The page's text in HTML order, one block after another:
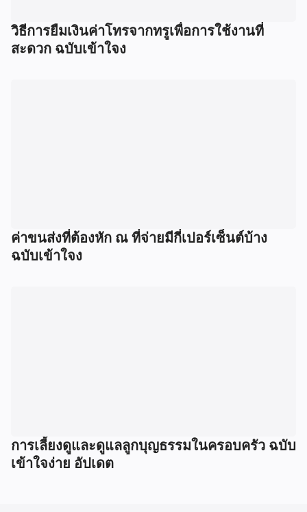
วิธีการยืมเงินค่าโทรจากทรูเพื่อการใช้งานที่
สะดวก ฉบับเข้าใจง
ค่าขนส่งที่ต้องหัก ณ ที่จ่ายมีกี่เปอร์เซ็นต์บ้าง
ฉบับเข้าใจง
การเลี้ยงดูและดูแลลูกบุญธรรมในครอบครัว ฉบับ
เข้าใจง่าย อัปเดต